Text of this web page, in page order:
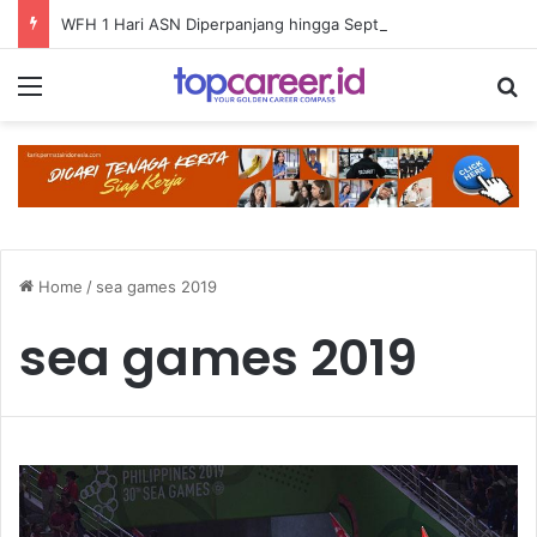
WFH 1 Hari ASN Diperpanjang hingga September 2026
Home / sea games 2019
sea games 2019